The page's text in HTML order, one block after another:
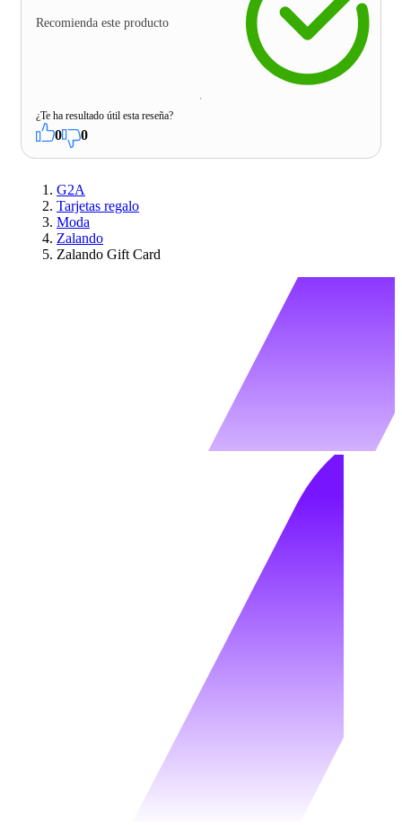
Recomienda este producto
¿Te ha resultado útil esta reseña?
0 0
G2A
Tarjetas regalo
Moda
Zalando
Zalando Gift Card